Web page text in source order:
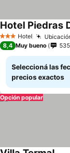
3 Estrellas
Hotel
Hotel Piedras
8,4 Muy bueno 535
Seleccioná las
precios exactos
Opción popular